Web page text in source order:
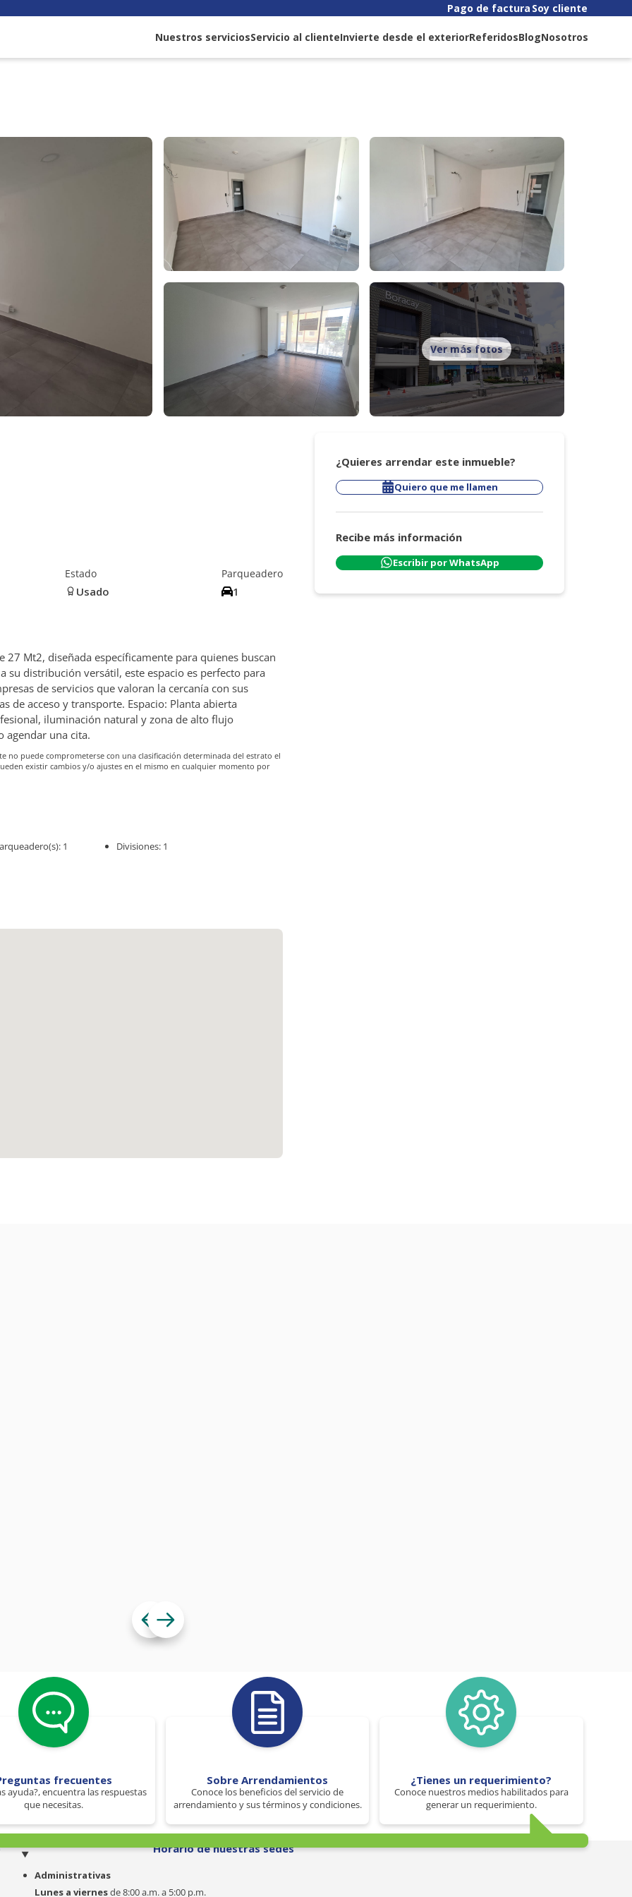
Pago de factura Soy cliente
Nuestros serviciosServicio al clienteInvierte desde el exteriorReferidosBlogNosotros
Ver más fotos
Estado
Usado
Parqueadero
1
Mt2, diseñada específicamente para quienes buscan
distribución versátil, este espacio es perfecto para
de servicios que valoran la cercanía con sus
de acceso y transporte. Espacio: Planta abierta
iluminación natural y zona de alto flujo
agendar una cita.
no puede comprometerse con una clasificación determinada del estrato el
existir cambios y/o ajustes en el mismo en cualquier momento por
1 Divisiones: 1
¿Quieres arrendar este inmueble?
Quiero que me llamen
Recibe más información
Escribir por WhatsApp
frecuentes
ayuda?, encuentra las respuestas
que necesitas.
Sobre Arrendamientos
Conoce los beneficios del servicio de
arrendamiento y sus términos y condiciones.
¿Tienes un requerimiento?
Conoce nuestros medios habilitados para
generar un requerimiento.
Horario de nuestras sedes
Administrativas
Lunes a viernesde 8:00 a.m. a 5:00 p.m.